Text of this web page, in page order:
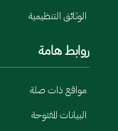
الوثائق التنظيمية
روابط هامة
مواقع ذات صلة
البيانات المفتوحة